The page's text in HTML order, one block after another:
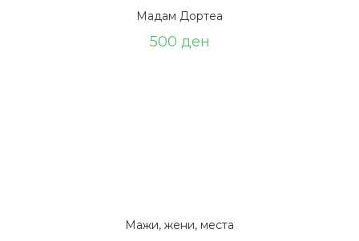
Мадам Дортеа
500 ден
Мажи, жени, места